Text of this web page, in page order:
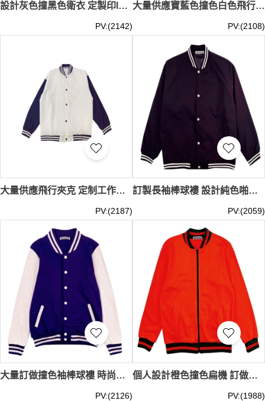
設計灰色撞黑色衛衣 定製印logo長袖 棒球服秋冬款 工作服外套 情侶運動服 學生班服 SKBJ019
PV:(2142)
大量供應寶藍色撞色白色飛行夾克 定制工作服印字logo 團體培訓班服棒球服 春秋工裝刺繡外套 SKBJ018
PV:(2108)
大量供應飛行夾克 定制工作服印字logo 團體培訓班服棒球服 春秋工裝刺繡外套 SKBJ017
PV:(2187)
訂製長袖棒球褸 設計純色啪鈕棒球褸 棒球褸中心 黑色 100%Polyester SKBJ016
PV:(2059)
大量訂做撞色袖棒球褸 時尚設計500G啪鈕棒球褸 棒球褸專門店 藏青色 75%Cotton 25%Polyester SKBJ015
PV:(2126)
個人設計橙色撞色扁機 訂做拉鏈款式棒球褸 棒球褸供應商 韓國絨 SKBJ014
PV:(1988)